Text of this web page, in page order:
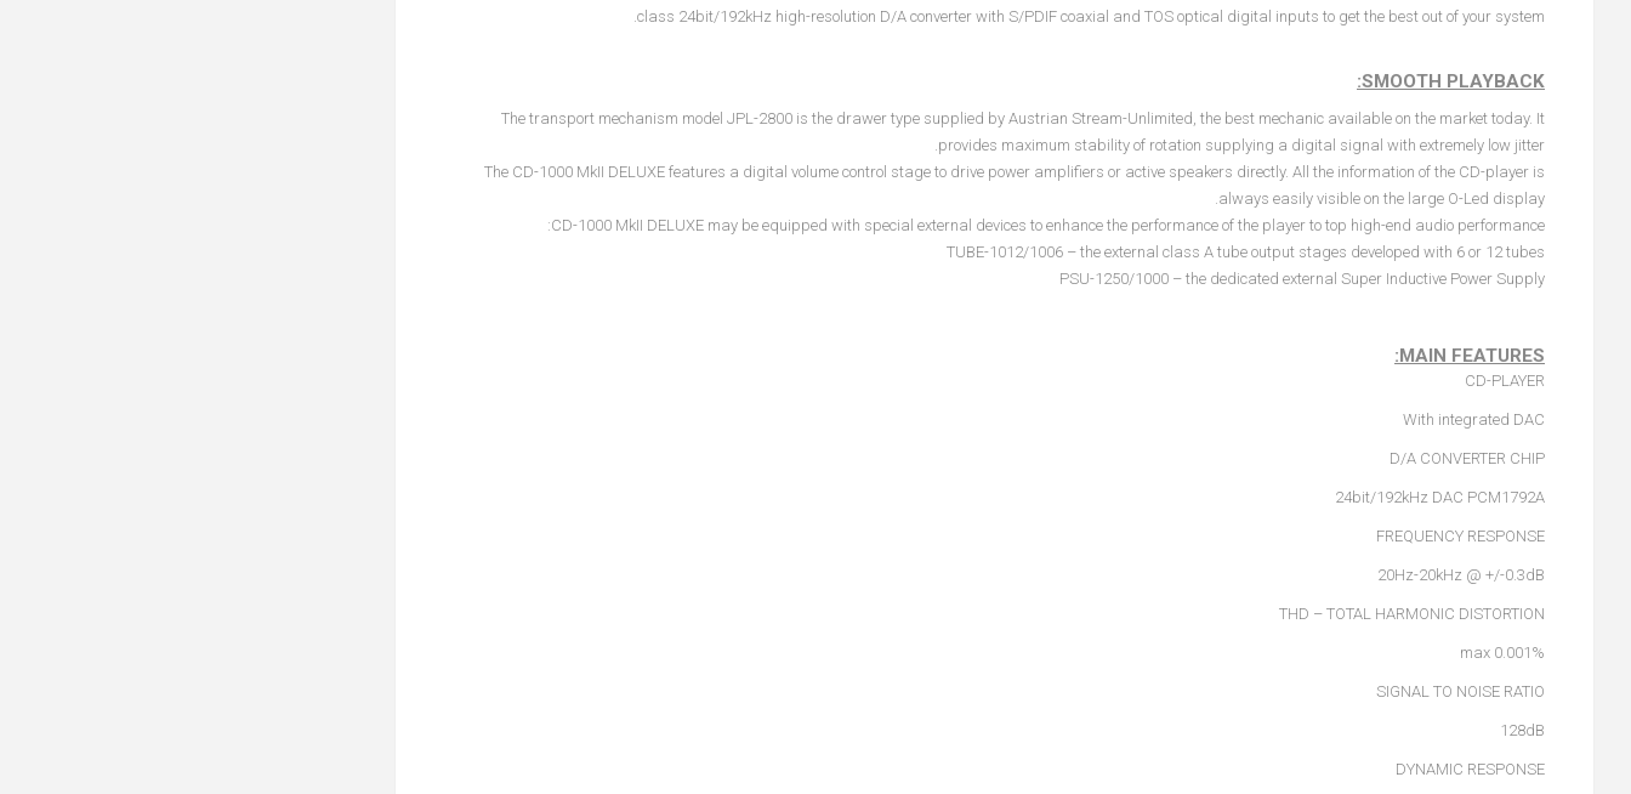
class 24bit/192kHz high-resolution D/A converter with S/PDIF coaxial and TOS optical digital inputs to get the best out of your system.
SMOOTH PLAYBACK:
The transport mechanism model JPL-2800 is the drawer type supplied by Austrian Stream-Unlimited, the best mechanic available on the market today. It
provides maximum stability of rotation supplying a digital signal with extremely low jitter.
The CD-1000 MkII DELUXE features a digital volume control stage to drive power amplifiers or active speakers directly. All the information of the CD-player is
always easily visible on the large O-Led display.
CD-1000 MkII DELUXE may be equipped with special external devices to enhance the performance of the player to top high-end audio performance:
TUBE-1012/1006 – the external class A tube output stages developed with 6 or 12 tubes
PSU-1250/1000 – the dedicated external Super Inductive Power Supply
MAIN FEATURES:
CD-PLAYER
With integrated DAC
D/A CONVERTER CHIP
24bit/192kHz DAC PCM1792A
FREQUENCY RESPONSE
20Hz-20kHz @ +/-0.3dB
THD – TOTAL HARMONIC DISTORTION
0.001% max
SIGNAL TO NOISE RATIO
128dB
DYNAMIC RESPONSE